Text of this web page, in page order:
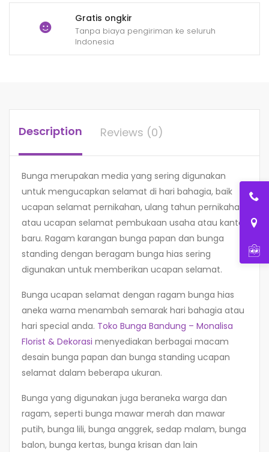
Gratis ongkir
Tanpa biaya pengiriman ke seluruh
Indonesia
Description Reviews (0)
Bunga merupakan media yang sering digunakan
untuk mengucapkan selamat di hari bahagia, baik
ucapan selamat pernikahan, ulang tahun pernikahan,
atau ucapan selamat pembukaan usaha atau kantor
baru. Ragam karangan bunga papan dan bunga
standing dengan beragam bunga hias sering
digunakan untuk memberikan ucapan selamat.
Bunga ucapan selamat dengan ragam bunga hias
aneka warna menambah semarak hari bahagia atau
hari special anda. Toko Bunga Bandung – Monalisa
Florist & Dekorasi menyediakan berbagai macam
desain bunga papan dan bunga standing ucapan
selamat dalam beberapa ukuran.
Bunga yang digunakan juga beraneka warga dan
ragam, seperti bunga mawar merah dan mawar
putih, bunga lili, bunga anggrek, sedap malam, bunga
balon, bunga kertas, bunga krisan dan lain